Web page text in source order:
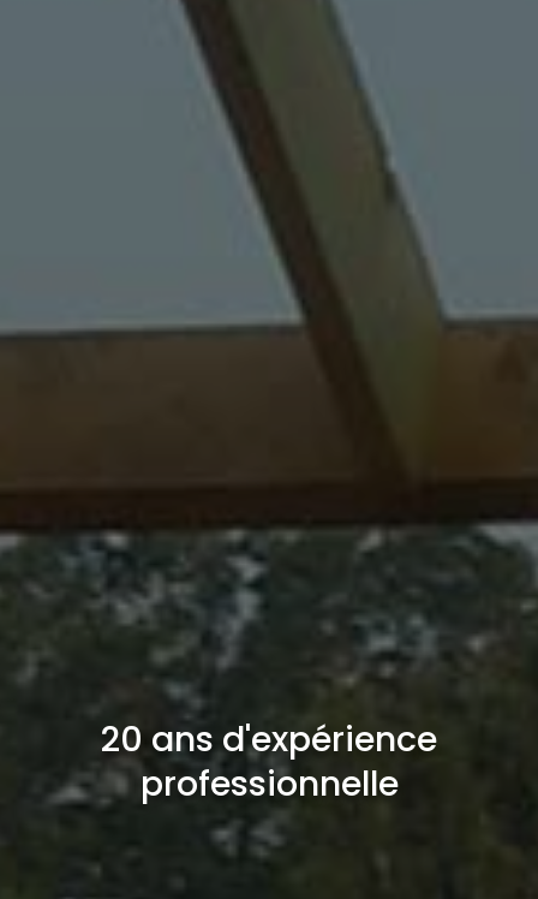
20 ans d'expérience
professionnelle